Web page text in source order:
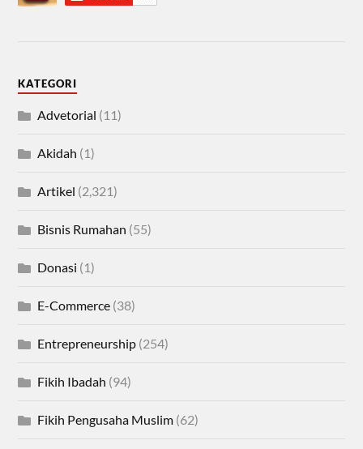
KATEGORI
Advetorial (11)
Akidah (1)
Artikel (2,321)
Bisnis Rumahan (55)
Donasi (1)
E-Commerce (38)
Entrepreneurship (254)
Fikih Ibadah (94)
Fikih Pengusaha Muslim (62)